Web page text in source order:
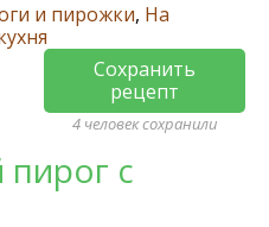
и пирожки, На
Сохранить
рецепт
4 человек сохранили
с